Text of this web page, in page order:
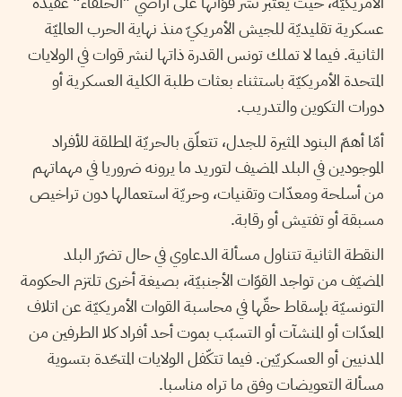
عسكرية تقليديّة للجيش الأمريكيّ منذ نهاية الحرب العالميّة
الثانية. فيما لا تملك تونس القدرة ذاتها لنشر قوات في الولايات
المتحدة الأمريكيّة باستثناء بعثات طلبة الكلية العسكرية أو
دورات التكوين والتدريب.
أمّا أهمّ البنود المثيرة للجدل، تتعلّق بالحريّة المطلقة للأفراد
الموجودين في البلد المضيف لتوريد ما يرونه ضروريا في مهماتهم
من أسلحة ومعدّات وتقنيات، وحريّة استعمالها دون تراخيص
مسبقة أو تفتيش أو رقابة.
النقطة الثانية تتناول مسألة الدعاوي في حال تضرّر البلد
المضيّف من تواجد القوّات الأجنبيّة، بصيغة أخرى تلتزم الحكومة
التونسيّة بإسقاط حقّها في محاسبة القوات الأمريكيّة عن اتلاف
المعدّات أو المنشآت أو التسبّب بموت أحد أفراد كلا الطرفين من
المدنيين أو العسكريّين. فيما تتكّفل الولايات المتحّدة بتسوية
مسألة التعويضات وفق ما تراه مناسبا.